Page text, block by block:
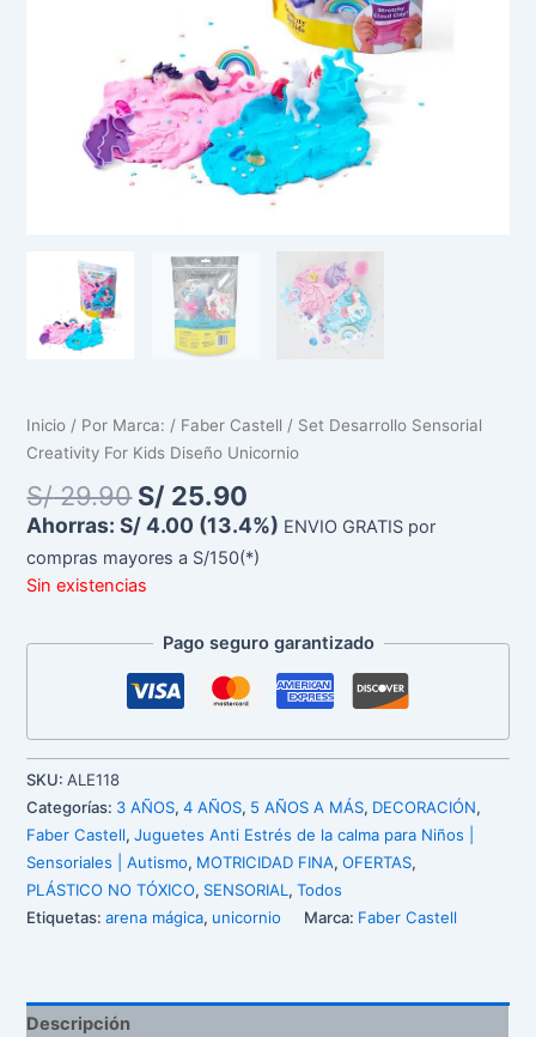
Inicio / Por Marca: / Faber Castell / Set Desarrollo Sensorial
Creativity For Kids Diseño Unicornio
S/29.90 S/ 25.90
Ahorras: S/4.00 (13.4%) ENVIO GRATIS por
compras mayores a S/150(*)
Sin existencias
Pago seguro garantizado
SKU:ALE118
Categorías: 3 AÑOS,4 AÑOS, 5 AÑOS A MÁS, DECORACIÓN,
Faber Castell,Juguetes Anti Estrés de la calma para Niños |
Sensoriales | Autismo, MOTRICIDAD FINA,OFERTAS,
PLÁSTICO NO TÓXICO, SENSORIAL,Todos
Etiquetas:arena mágica, unicornio Marca: Faber Castell
Descripción